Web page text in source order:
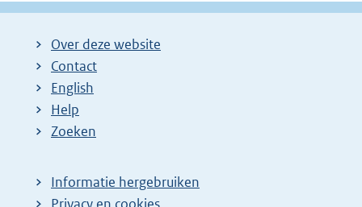
Over deze website
Contact
English
Help
Zoeken
Informatie hergebruiken